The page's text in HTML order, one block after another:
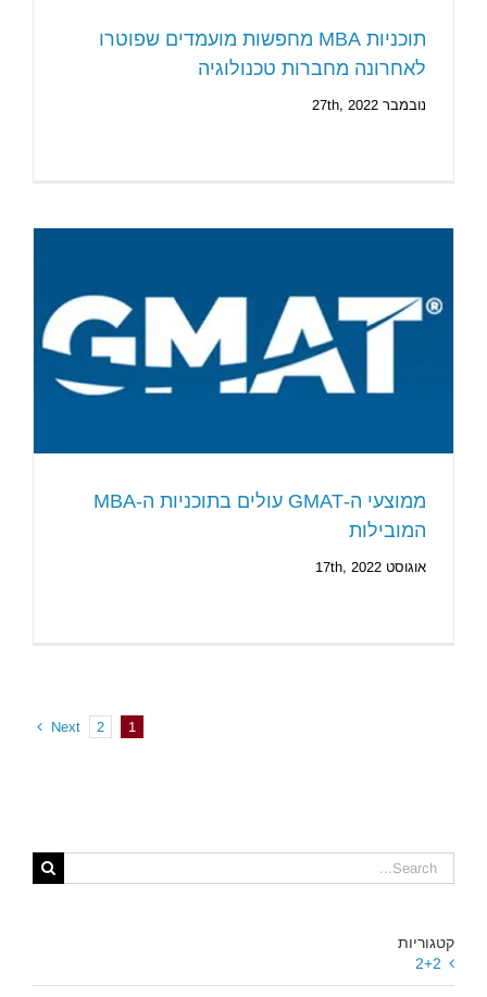
תוכניות MBA מחפשות מועמדים שפוטרו
לאחרונה מחברות טכנולוגיה
נובמבר 27th, 2022
ממוצעי ה-GMAT עולים בתוכניות ה-MBA
המובילות
אוגוסט 17th, 2022
1
2
Next
Search
for:
קטגוריות
2+2